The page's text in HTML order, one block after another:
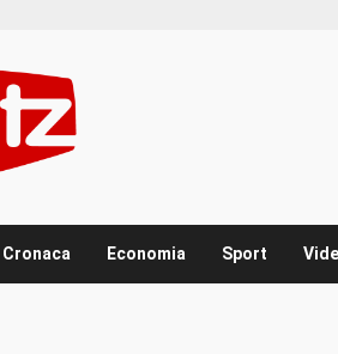
Cronaca Economia Sport